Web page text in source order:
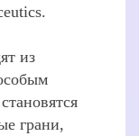
из
грани,